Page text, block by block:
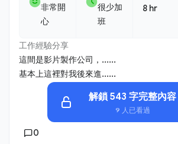
非常開
心
很少加
班
8 hr
工作經驗分享
這間是影片製作公司，......
基本上這裡對我後來進......
解鎖 543 字完整內容
9 人已看過
0